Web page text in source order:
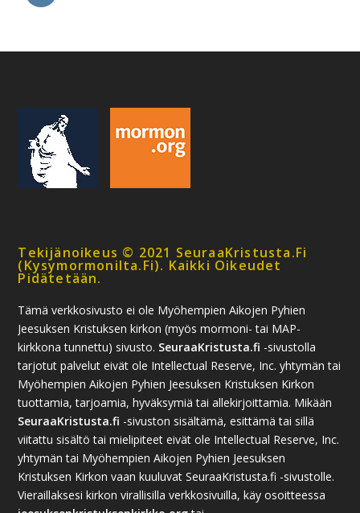
Tekijänoikeus © 2021 SeuraaKristusta.fi
(kysymormonilta.fi). Kaikki Oikeudet
Pidätetään.
Tämä verkkosivusto ei ole Myöhempien Aikojen Pyhien
Jeesuksen Kristuksen kirkon (myös mormoni- tai MAP-
kirkkona tunnettu) sivusto. SeuraaKristusta.fi -sivustolla
tarjotut palvelut eivät ole Intellectual Reserve, Inc. yhtymän tai
Myöhempien Aikojen Pyhien Jeesuksen Kristuksen Kirkon
tuottamia, tarjoamia, hyväksymiä tai allekirjoittamia. Mikään
SeuraaKristusta.fi -sivuston sisältämä, esittämä tai sillä
viitattu sisältö tai mielipiteet eivät ole Intellectual Reserve, Inc.
yhtymän tai Myöhempien Aikojen Pyhien Jeesuksen
Kristuksen Kirkon vaan kuuluvat SeuraaKristusta.fi -sivustolle.
Vieraillaksesi kirkon virallisilla verkkosivuilla, käy osoitteessa